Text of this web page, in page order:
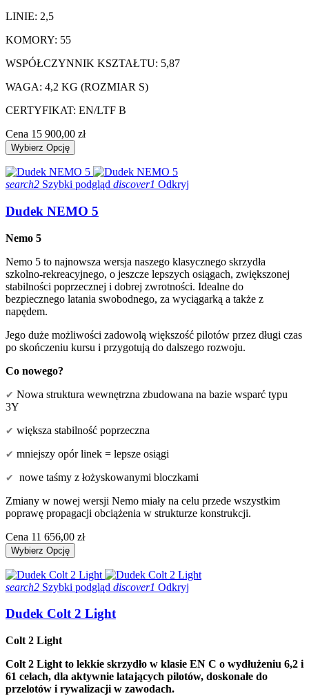
LINIE: 2,5
KOMORY: 55
WSPÓŁCZYNNIK KSZTAŁTU: 5,87
WAGA: 4,2 KG (ROZMIAR S)
CERTYFIKAT: EN/LTF B
Cena 15 900,00 zł
Wybierz Opcję
search2 Szybki podgląd discover1 Odkryj
Dudek NEMO 5
Nemo 5
Nemo 5 to najnowsza wersja naszego klasycznego skrzydła
szkolno-rekreacyjnego, o jeszcze lepszych osiągach, zwiększonej
stabilności poprzecznej i dobrej zwrotności. Idealne do
bezpiecznego latania swobodnego, za wyciągarką a także z
napędem.
Jego duże możliwości zadowolą większość pilotów przez długi czas
po skończeniu kursu i przygotują do dalszego rozwoju.
Co nowego?
✔ Nowa struktura wewnętrzna zbudowana na bazie wsparć typu
3Y
✔ większa stabilność poprzeczna
✔ mniejszy opór linek = lepsze osiągi
✔ nowe taśmy z łożyskowanymi bloczkami
Zmiany w nowej wersji Nemo miały na celu przede wszystkim
poprawę propagacji obciążenia w strukturze konstrukcji.
Cena 11 656,00 zł
Wybierz Opcję
search2 Szybki podgląd discover1 Odkryj
Dudek Colt 2 Light
Colt 2 Light
Colt 2 Light to lekkie skrzydło w klasie EN C o wydłużeniu 6,2 i
61 celach, dla aktywnie latających pilotów, doskonałe do
przelotów i rywalizacji w zawodach.